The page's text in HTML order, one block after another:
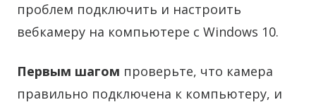
проблем подключить и настроить
вебкамеру на компьютере с Windows 10.
Первым шагом проверьте, что камера
правильно подключена к компьютеру, и